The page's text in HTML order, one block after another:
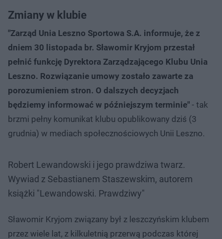
Zmiany w klubie
"Zarząd Unia Leszno Sportowa S.A. informuje, że z
dniem 30 listopada br. Sławomir Kryjom przestał
pełnić funkcję Dyrektora Zarządzającego Klubu Unia
Leszno. Rozwiązanie umowy zostało zawarte za
porozumieniem stron. O dalszych decyzjach
będziemy informować w późniejszym terminie" - tak
brzmi pełny komunikat klubu opublikowany dziś (3
grudnia) w mediach społecznościowych Unii Leszno.
Robert Lewandowski i jego prawdziwa twarz.
Wywiad z Sebastianem Staszewskim, autorem
książki "Lewandowski. Prawdziwy"
Sławomir Kryjom związany był z leszczyńskim klubem
przez wiele lat, z kilkuletnią przerwą podczas której